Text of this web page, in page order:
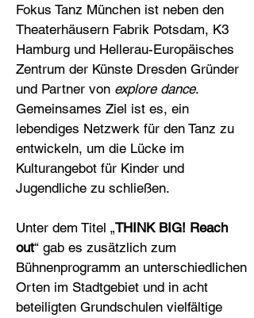
Fokus Tanz München ist neben den
Theaterhäusern Fabrik Potsdam, K3
Hamburg und Hellerau-Europäisches
Zentrum der Künste Dresden Gründer
und Partner von explore dance.
Gemeinsames Ziel ist es, ein
lebendiges Netzwerk für den Tanz zu
entwickeln, um die Lücke im
Kulturangebot für Kinder und
Jugendliche zu schließen.
Unter dem Titel „THINK BIG! Reach
out“ gab es zusätzlich zum
Bühnenprogramm an unter­schiedlichen
Orten im Stadtgebiet und in acht
beteiligten Grundschulen vielfältige